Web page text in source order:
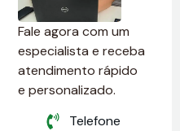
Fale agora com um
especialista e receba
atendimento rápido
e personalizado.
Telefone